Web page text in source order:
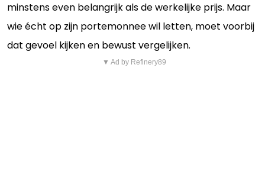
minstens even belangrijk als de werkelijke prijs. Maar
wie écht op zijn portemonnee wil letten, moet voorbij
dat gevoel kijken en bewust vergelijken.
▼ Ad by Refinery89